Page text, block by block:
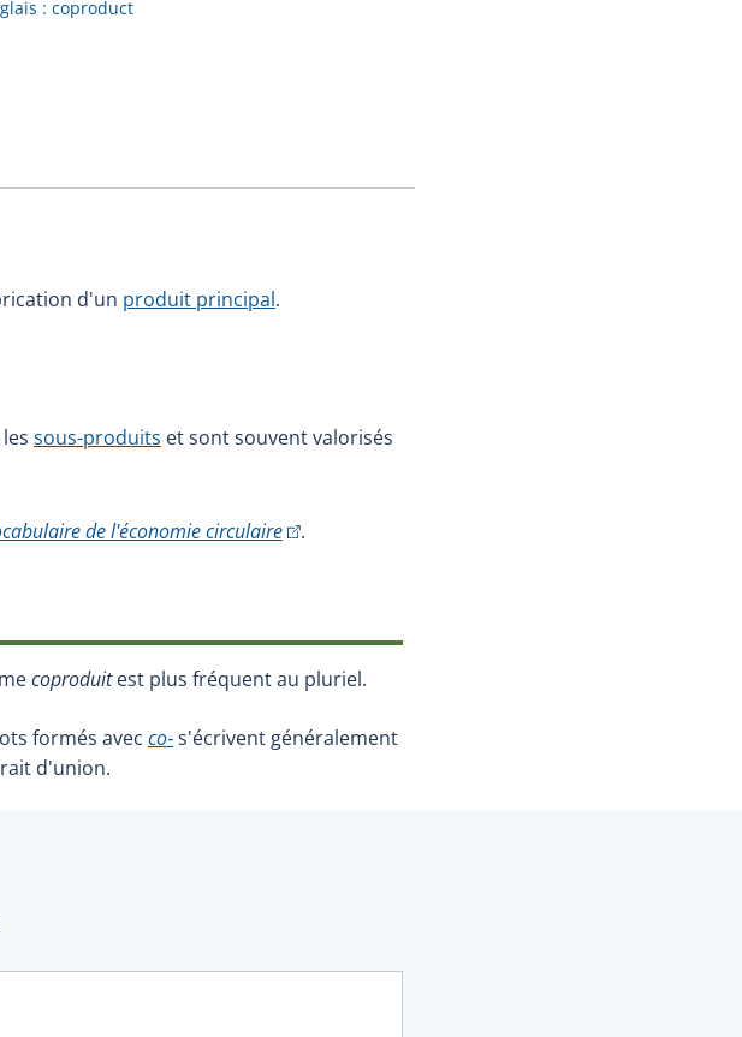
à la fiche en
: coproduct
d'un produit principal.
sous-produits et sont souvent valorisés
de l'économie circulaire(Cet hyperlien externe s'ouvrira dans une nouvelle
.
coproduitest plus fréquent au pluriel.
formés avec co‑s'écrivent généralement
d'union.